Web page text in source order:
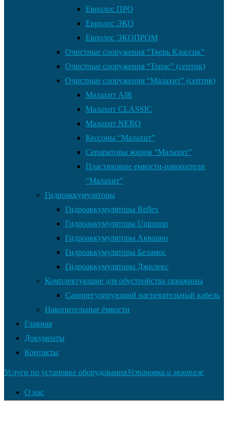
Евролос ПРО
Евролос ЭКО
Евролос ЭКОПРОМ
Очистные сооружения “Тверь Классик”
Очистные сооружения “Топас” (септик)
Очистные сооружения “Малахит” (септик)
Малахит AIR
Малахит CLASSIC
Малахит NERO
Кессоны “Малахит”
Сепараторы жиров “Малахит”
Пластиковые емкости-накопители
“Малахит”
Гидроаккумуляторы
Гидроаккумуляторы Reflex
Гидроаккумуляторы Unipump
Гидроаккумуляторы Акварио
Гидроаккумуляторы Беламос
Гидроаккумуляторы Джилекс
Комплектующие для обустройства скважины
Саморегулирующий нагревательный кабель
Накопительные ёмкости
Главная
Документы
Контакты
Услуги по установке оборудованияУстановка и монтаж
О нас